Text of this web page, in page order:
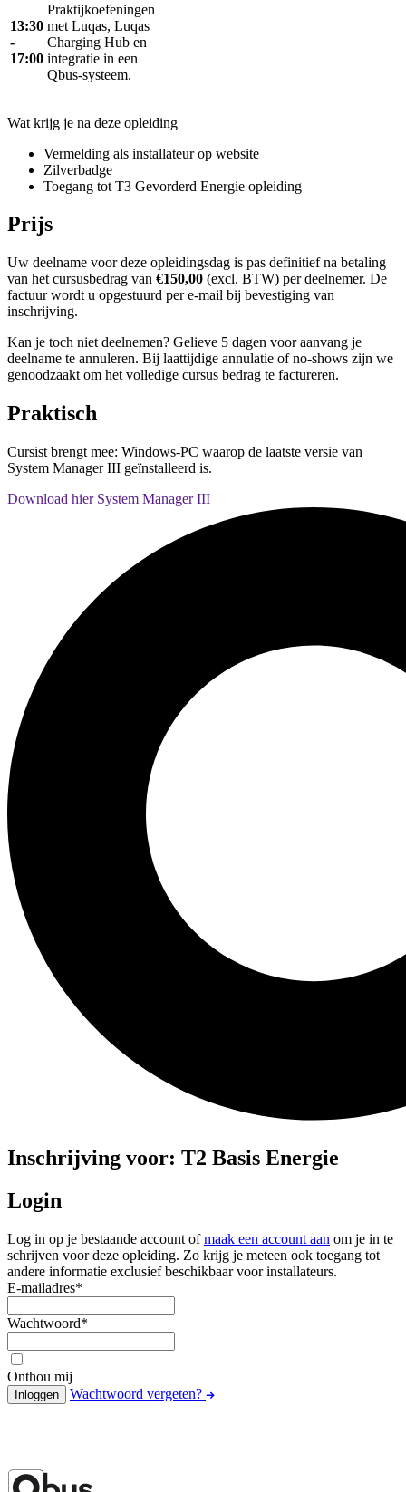
13:30
-
17:00
Praktijkoefeningen
met Luqas, Luqas
Charging Hub en
integratie in een
Qbus-systeem.
Wat krijg je na deze opleiding
Vermelding als installateur op website
Zilverbadge
Toegang tot T3 Gevorderd Energie opleiding
Prijs
Uw deelname voor deze opleidingsdag is pas definitief na betaling
van het cursusbedrag van €150,00 (excl. BTW) per deelnemer. De
factuur wordt u opgestuurd per e-mail bij bevestiging van
inschrijving.
Kan je toch niet deelnemen? Gelieve 5 dagen voor aanvang je
deelname te annuleren. Bij laattijdige annulatie of no-shows zijn we
genoodzaakt om het volledige cursus bedrag te factureren.
Praktisch
Cursist brengt mee: Windows-PC waarop de laatste versie van
System Manager III geïnstalleerd is.
Download hier System Manager III
Inschrijving voor: T2 Basis Energie
Login
Log in op je bestaande account ofmaak een account aan om je in te
schrijven voor deze opleiding. Zo krijg je meteen ook toegang tot
andere informatie exclusief beschikbaar voor installateurs.
E-mailadres*
Wachtwoord*
Onthou mij
Inloggen Wachtwoord vergeten?